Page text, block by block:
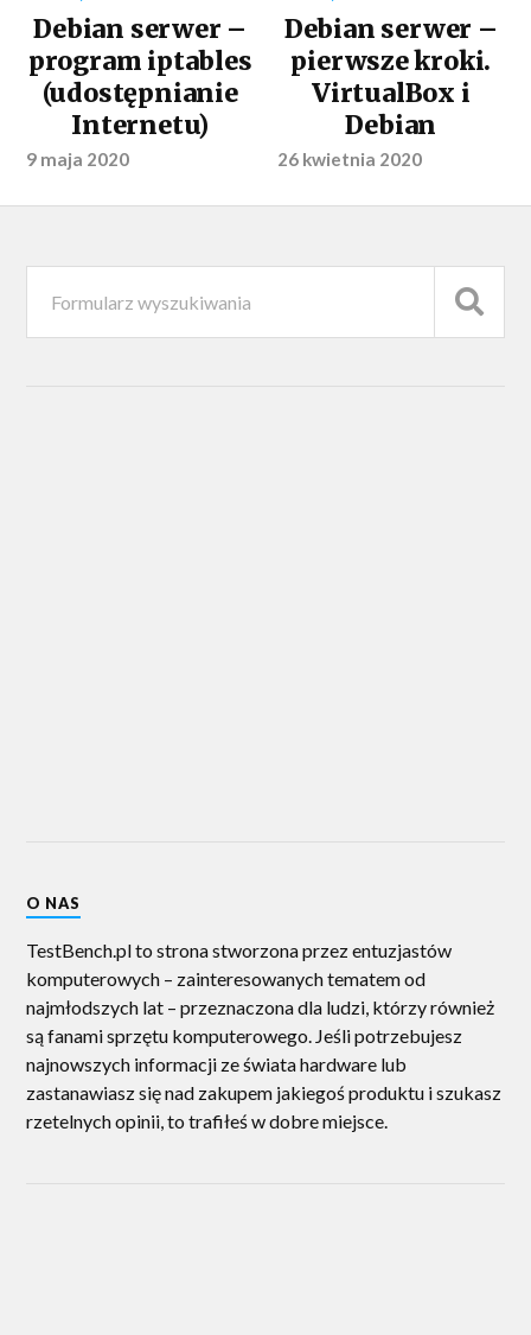
Debian serwer –
program iptables
(udostępnianie
Internetu)
9 maja 2020
Debian serwer –
pierwsze kroki.
VirtualBox i
Debian
26 kwietnia 2020
O NAS
TestBench.pl to strona stworzona przez entuzjastów
komputerowych – zainteresowanych tematem od
najmłodszych lat – przeznaczona dla ludzi, którzy również
są fanami sprzętu komputerowego. Jeśli potrzebujesz
najnowszych informacji ze świata hardware lub
zastanawiasz się nad zakupem jakiegoś produktu i szukasz
rzetelnych opinii, to trafiłeś w dobre miejsce.